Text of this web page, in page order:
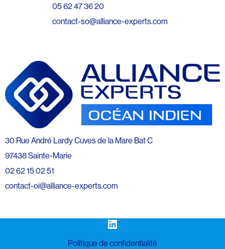
05 62 47 36 20
contact-so@alliance-experts.com
30 Rue André Lardy Cuves de la Mare Bat C
97438 Sainte-Marie
02 62 15 02 51
contact-oi@alliance-experts.com
LinkedIn
Politique de confidentialité